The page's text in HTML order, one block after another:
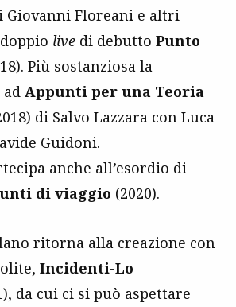
Giovanni Floreani e altri
live di debutto Punto
Più sostanziosa la
Appunti per una Teoria
di Salvo Lazzara con Luca
Guidoni.
anche all’esordio di
di viaggio (2020).
ritorna alla creazione con
Incidenti-Lo
da cui ci si può aspettare